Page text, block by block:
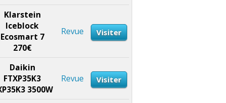
Klarstein
Iceblock
Ecosmart 7
270€
Revue Visiter
Daikin
FTXP35K3
3500W
Revue Visiter